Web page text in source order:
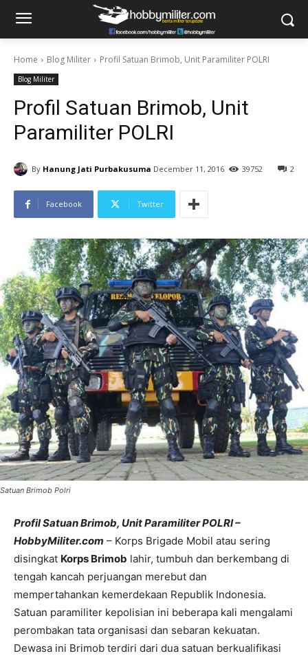
Home Blog Militer Profil Satuan Brimob, Unit Paramiliter POLRI
Blog Militer
Profil Satuan Brimob, Unit
Paramiliter POLRI
By Hanung Jati Purbakusuma December 11, 2016 2
39752
Facebook Twitter
Satuan Brimob Polri
Profil Satuan Brimob, Unit Paramiliter POLRI –
HobbyMiliter.com – Korps Brigade Mobil atau sering
disingkat Korps Brimob lahir, tumbuh dan berkembang di
tengah kancah perjuangan merebut dan
mempertahankan kemerdekaan Republik Indonesia.
Satuan paramiliter kepolisian ini beberapa kali mengalami
perombakan tata organisasi dan sebaran kekuatan.
Dewasa ini Brimob terdiri dari dua satuan berkualifikasi